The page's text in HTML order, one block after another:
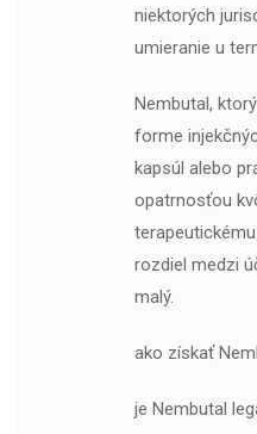
niektorých
umieranie u
Nembutal,
forme
kapsúl alebo
opatrnosťou
rozdiel medzi
malý.
ako získať
je Nembutal